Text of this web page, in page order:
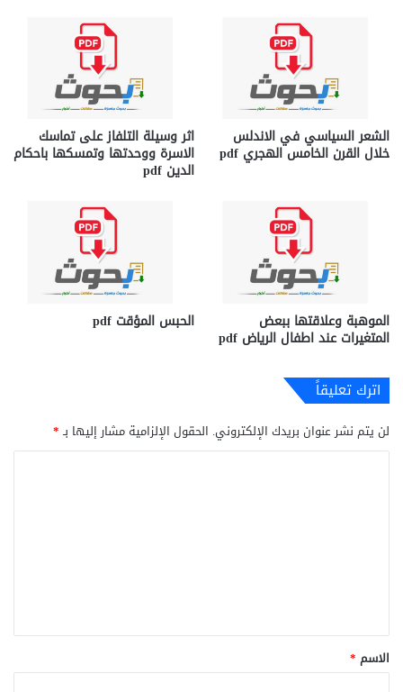
الشعر السياسي في الاندلس
خلال القرن الخامس الهجري pdf
اثر وسيلة التلفاز على تماسك
الاسرة ووحدتها وتمسكها باحكام
الدين pdf
الموهبة وعلاقتها ببعض
المتغيرات عند اطفال الرياض pdf
الحبس المؤقت pdf
اترك تعليقاً
لن يتم نشر عنوان بريدك الإلكتروني. الحقول الإلزامية مشار إليها بـ*
*
الاسم *